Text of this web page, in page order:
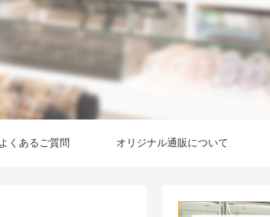
よくあるご質問 オリジナル通販について